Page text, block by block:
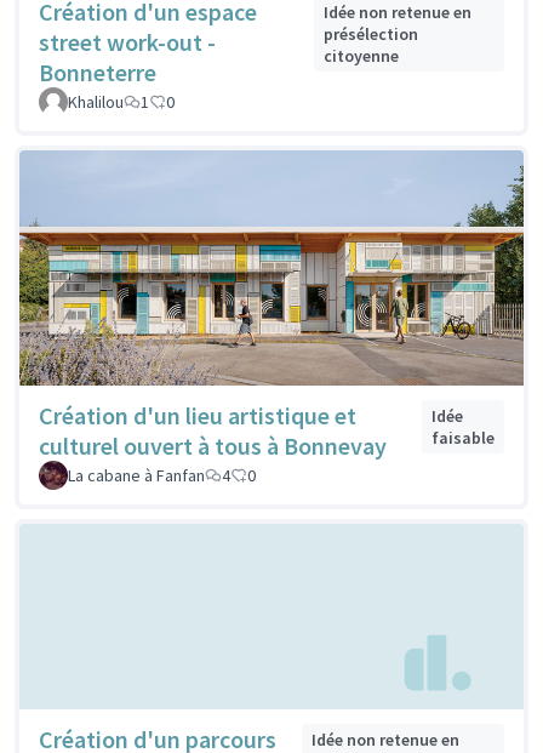
Création d'un espace
street work-out -
Bonneterre
Idée non retenue en
présélection
citoyenne
Khalilou 1 0
Création d'un lieu artistique et
culturel ouvert à tous à Bonnevay
Idée
faisable
La cabane à Fanfan
4 0
Création d'un parcours
Idée non retenue en